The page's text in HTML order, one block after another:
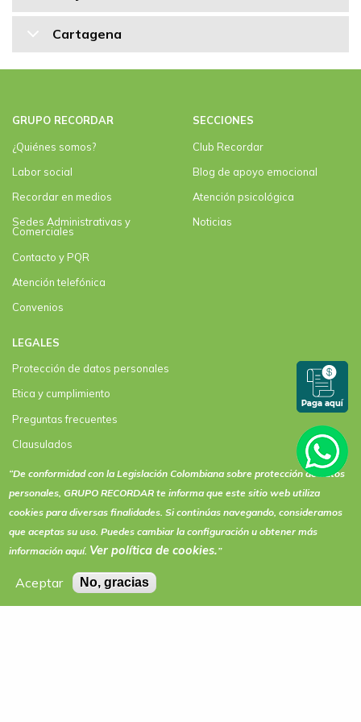
“De conformidad con la Legislación Colombiana sobre protección de datos
personales, GRUPO RECORDAR te informa que este sitio web utiliza
cookies para diversas finalidades. Si continúas navegando, consideramos
que aceptas su uso. Puedes cambiar la configuración u obtener más
información aquí. Ver política decookies.”
Aceptar No, gracias
Cartagena
GRUPO RECORDAR
¿Quiénes somos?
Labor social
Recordar en medios
Sedes Administrativas y
Comerciales
Contacto y PQR
Atención telefónica
Convenios
SECCIONES
Club Recordar
Blog de apoyo emocional
Atención psicológica
Noticias
LEGALES
Protección de datos personales
Etica y cumplimiento
Preguntas frecuentes
Clausulados
Clausulado Paquete plus
Términos y condiciones de actividades y eventos